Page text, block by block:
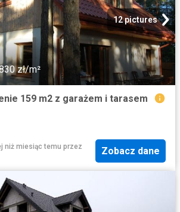
12 pictures
zł/m²
159 m2 z garażem i tarasem
niż miesiąc temu przez
Zobacz dane